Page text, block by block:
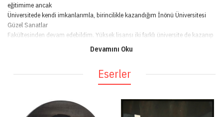
Devamını Oku
eğitimime ancak
Üniversitede kendi imkanlarımla, birincilikle kazandığım İnönü Üniversitesi
Güzel Sanatlar
Fakültesinden devam edebildim. Yüksek lisansı iki farklı üniversite de kazanıp
katıldım. Sanata bakış açımın ve sanatımın olgunlaşma süreci okul hayatım
Çalışmalarımda kadınların toplum içinde 1960’ lardan bu yana değişim
göstermiş gibi gözükse de
Eserler